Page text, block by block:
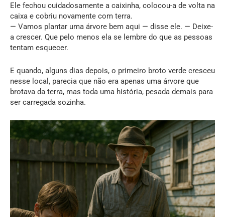
Ele fechou cuidadosamente a caixinha, colocou-a de volta na
caixa e cobriu novamente com terra.
— Vamos plantar uma árvore bem aqui — disse ele. — Deixe-
a crescer. Que pelo menos ela se lembre do que as pessoas
tentam esquecer.
E quando, alguns dias depois, o primeiro broto verde cresceu
nesse local, parecia que não era apenas uma árvore que
brotava da terra, mas toda uma história, pesada demais para
ser carregada sozinha.